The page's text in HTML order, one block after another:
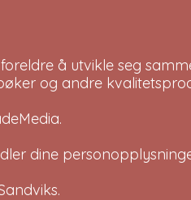
å utvikle seg
og andre
.
dine
.